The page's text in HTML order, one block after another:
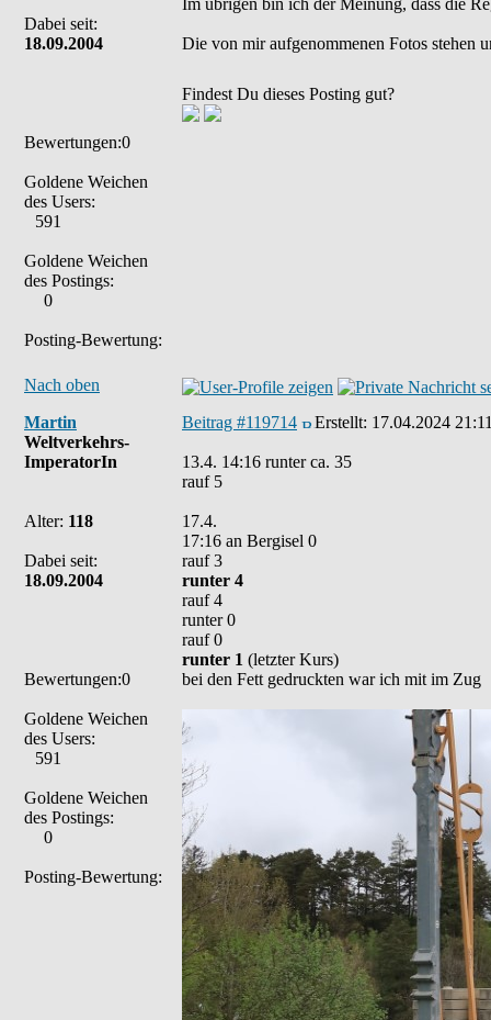
Dabei seit:
18.09.2004
Bewertungen:0
Goldene Weichen
des Users:
591
Goldene Weichen
des Postings:
0
Posting-Bewertung:
Im übrigen bin ich der Meinung, dass die
Die von mir aufgenommenen Fotos stehen
Findest Du dieses Posting gut?
Nach oben
Martin
Weltverkehrs-
ImperatorIn
Alter: 118
Dabei seit:
18.09.2004
Bewertungen:0
Goldene Weichen
des Users:
591
Goldene Weichen
des Postings:
0
Posting-Bewertung:
Beitrag #119714 Erstellt: 17.04.2024
13.4. 14:16 runter ca. 35
rauf 5
17.4.
17:16 an Bergisel 0
rauf 3
runter 4
rauf 4
runter 0
rauf 0
runter 1 (letzter Kurs)
bei den Fett gedruckten war ich mit im Zug